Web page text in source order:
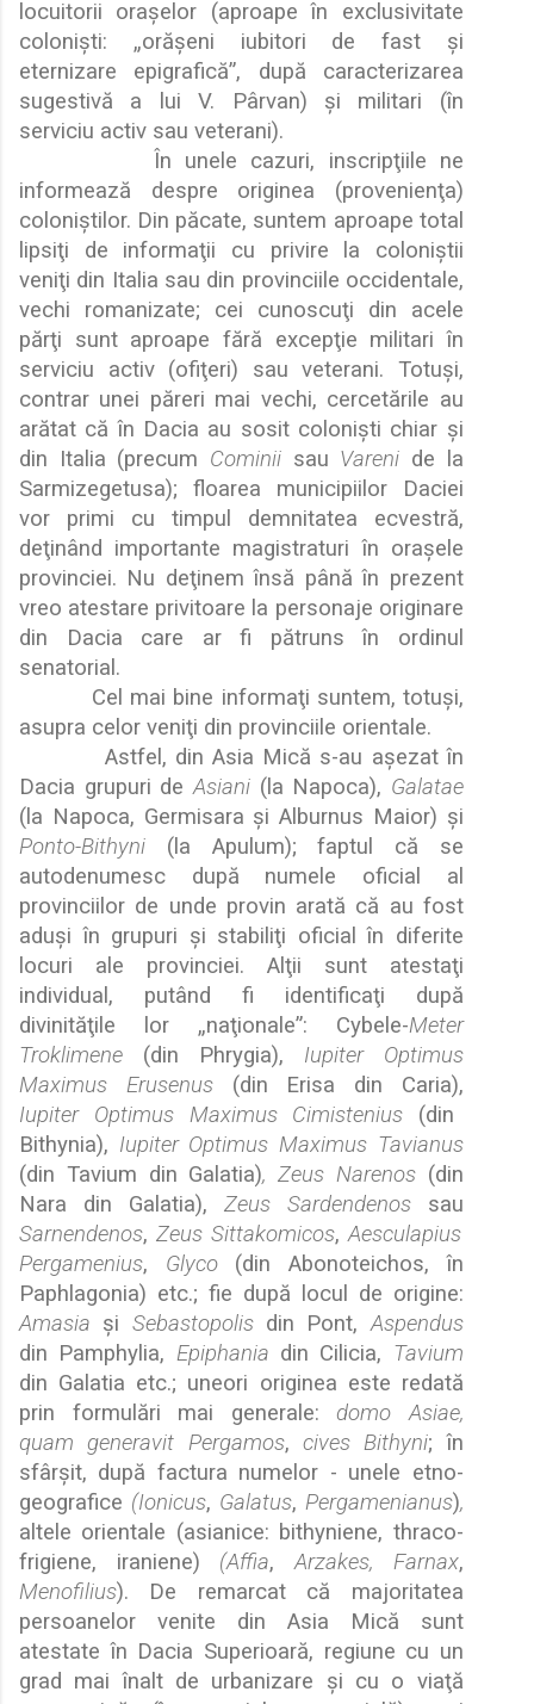
locuitorii oraşelor (aproape în exclusivitate
colonişti: „orăşeni iubitori de fast şi
eternizare epigrafică”, după caracterizarea
sugestivă a lui V. Pârvan) şi militari (în
serviciu activ sau veterani).
În unele cazuri, inscripţiile ne
informează despre originea (provenienţa)
coloniştilor. Din păcate, suntem aproape total
lipsiţi de informaţii cu privire la coloniştii
veniţi din Italia sau din provinciile occidentale,
vechi romanizate; cei cunoscuţi din acele
părţi sunt aproape fără excepţie militari în
serviciu activ (ofiţeri) sau veterani. Totuşi,
contrar unei păreri mai vechi, cercetările au
arătat că în Dacia au sosit colonişti chiar şi
din Italia (precum Cominii sau Vareni de la
Sarmizegetusa); floarea municipiilor Daciei
vor primi cu timpul demnitatea ecvestră,
deţinând importante magistraturi în oraşele
provinciei. Nu deţinem însă până în prezent
vreo atestare privitoare la personaje originare
din Dacia care ar fi pătruns în ordinul
senatorial.
Cel mai bine informaţi suntem, totuşi,
asupra celor veniţi din provinciile orientale.
Astfel, din Asia Mică s-au aşezat în
Dacia grupuri deAsiani (la Napoca), Galatae
(la Napoca, Germisara şi Alburnus Maior) şi
Ponto-Bithyni (la Apulum); faptul că se
autodenumesc după numele oficial al
provinciilor de unde provin arată că au fost
aduşi în grupuri şi stabiliţi oficial în diferite
locuri ale provinciei. Alţii sunt atestaţi
individual, putând fi identificaţi după
divinităţile lor „naţionale”: Cybele-Meter
Troklimene (din Phrygia), Iupiter Optimus
Maximus Erusenus (din Erisa din Caria),
Iupiter Optimus Maximus Cimistenius (din
Bithynia), Iupiter Optimus Maximus Tavianus
(din Tavium din Galatia), Zeus Narenos (din
Nara din Galatia), Zeus Sardendenossau
Sarnendenos, Zeus Sittakomicos,Aesculapius
Pergamenius, Glyco (din Abonoteichos, în
Paphlagonia) etc.; fie după locul de origine:
Amasia şi Sebastopolis din Pont,Aspendus
din Pamphylia, Epiphania din Cilicia, Tavium
din Galatia etc.; uneori originea este redată
prin formul ări mai generale:domo Asiae,
quam generavit Pergamos,cives Bithyni; în
sfârşit, după factura numelor - unele etno-
geografice (Ionicus, Galatus, Pergamenianus),
altele orientale (asianice: bithyniene, thraco-
frigiene, iraniene) (Affia, Arzakes, Farnax,
Menofilius). De remarcat că majoritatea
persoanelor venite din Asia Mică sunt
atestate în Dacia Superioară, regiune cu un
grad mai înalt de urbanizare şi cu o viaţă